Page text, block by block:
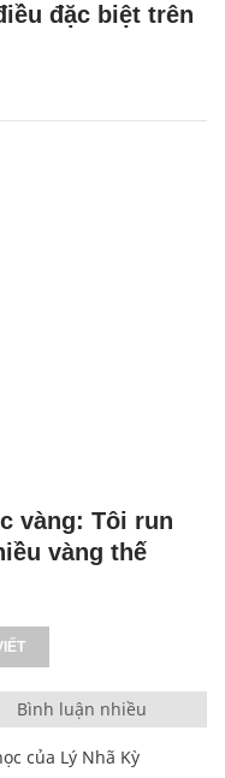
đặc biệt trên
vàng: Tôi run
vàng thế
Bình luận nhiều
của Lý Nhã Kỳ